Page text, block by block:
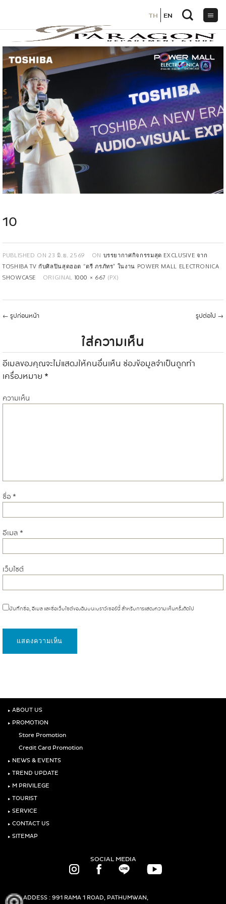
เนื้อหา
10
PUBLISHED ON 23 มิ.ย. 2569 ON บรรยากาศกิจกรรมสุด EXCLUSIVE จาก
TOSHIBA TV กับศิลปินสุดฮอต “ตรี ภรภัทร” ในงาน POWER MALL ELECTRONICA
SHOWCASE
ORIGINAL 1000 × 667 (PX)
← รูปก่อนหน้า รูปต่อไป →
ใส่ความเห็น
อีเมลของคุณจะไม่แสดงให้คนอื่นเห็น ช่องข้อมูลจำเป็นถูกทำ
เครื่องหมาย *
ความเห็น
ชื่อ *
อีเมล *
เว็บไซต์
บันทึกชื่อ, อีเมล และชื่อเว็บไซต์ของฉันบนเบราว์เซอร์นี้ สำหรับการแสดงความเห็นครั้งถัดไป
‣ ABOUT US
‣ PROMOTION
Store Promotion
Credit Card Promotion
‣ NEWS & EVENTS
‣ TREND UPDATE
‣ M PRIVILEGE
‣ TOURIST
‣ SERVICE
‣ CONTACT US
‣ SITEMAP
SOCIAL MEDIA
ADDESS : 991 RAMA 1 ROAD, PATHUMWAN,
TH EN
TH EN